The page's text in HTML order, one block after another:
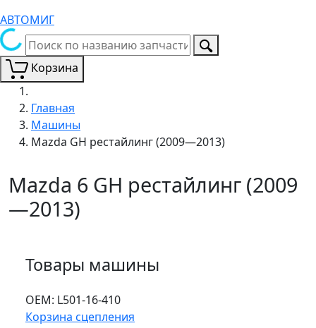
АВТОМИГ
Корзина
Главная
Машины
Mazda GH рестайлинг (2009—2013)
Mazda 6 GH рестайлинг (2009
—2013)
Товары машины
ОЕМ: L501-16-410
Корзина сцепления